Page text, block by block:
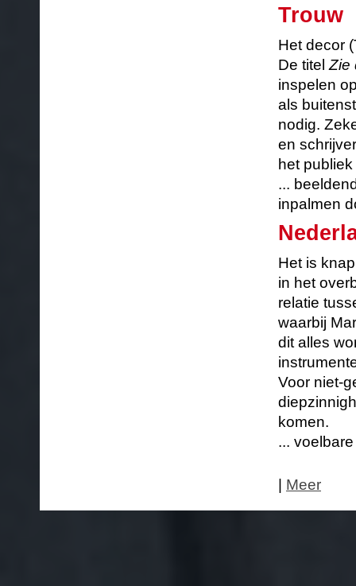
Trouw
Het decor
De titelZie
inspelen
als
nodig.
en
het
...
inpalmen
Het is
in het
relatie
waarbij
dit alles
Voor niet-
komen.
...
Meer